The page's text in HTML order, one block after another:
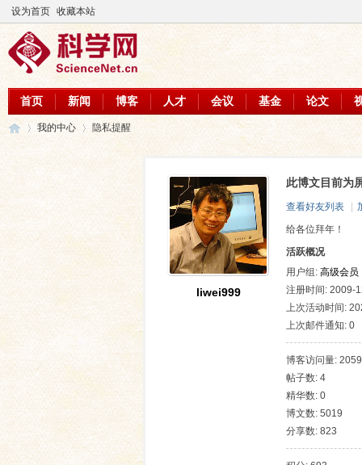
设为首页 收藏本站
首页 新闻 博客 人才 会议 基金 论文
我的中心 隐私提醒
liwei999
此博文目前为
查看好友列表
给各位拜年！
活跃概况
用户组: 高级会员
注册时间: 2009-
上次活动时间:
上次邮件通知: 0
博客访问量:
帖子数: 4
精华数: 0
博文数: 5019
分享数: 823